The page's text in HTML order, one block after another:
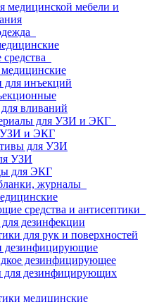
медицинской мебели и
для инъекций
вливаний
для УЗИ и ЭКГ
УЗИ и ЭКГ
для УЗИ
УЗИ
для ЭКГ
журналы
средства и антисептики
дезинфекции
для рук и поверхностей
дезинфицирующие
дезинфицирующее
для дезинфицирующих
медицинские